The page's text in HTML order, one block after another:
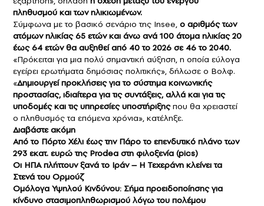
πληθυσμού και των ηλικιωμένων.
Σύμφωνα με το βασικό σενάριο της Insee, ο αριθμός των
ατόμων ηλικίας 65 ετών και άνω ανά 100 άτομα ηλικίας 20
έως 64 ετών θα αυξηθεί από 40 το 2026 σε 46 το 2040.
«Πρόκειται για μια πολύ σημαντική αύξηση, η οποία εύλογα
εγείρει ερωτήματα δημόσιας πολιτικής», δήλωσε ο Βολφ.
«Δημιουργεί προκλήσεις για το σύστημα κοινωνικής
προστασίας, ιδιαίτερα για τις συντάξεις, αλλά και για τις
υποδομές και τις υπηρεσίες υποστήριξηςπου θα χρειαστεί
ο πληθυσμός τα επόμενα χρόνια», κατέληξε.
Διαβάστε ακόμη
Από το Πόρτο Χέλι έως την Πάρο το επενδυτικό πλάνο των
293 εκατ. ευρώ της Prodea στη φιλοξενία (pics)
Οι ΗΠΑ πλήττουν ξανά το Ιράν – Η Τεχεράνη κλείνει τα
Στενά του Ορμούζ
Ομόλογα Υψηλού Κινδύνου: Σήμα προειδοποίησης για
κίνδυνο στασιμοπληθωρισμού λόγω του πολέμου